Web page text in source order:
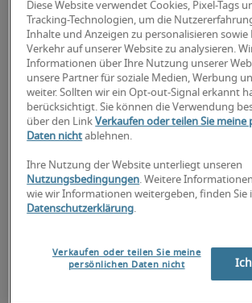
Azure Systems Engineer /
Architekt (w/m/d)
Diese Website verwendet Cookies, Pixel-Tags
Tracking-Technologien, um die
Inhalte und Anzeigen zu personalisieren sowie
Verkehr auf unserer Website zu analysieren.
Informationen über Ihre Nutzung unserer
unsere Partner für soziale Medien, Werbung
weiter. Sollten wir ein Opt-out-Signal erkannt
berücksichtigt. Sie können die Verwendung
über den LinkVerkaufen oder teilen Sie meine
Daten nicht ablehnen.
Ihre Nutzung der Website unterliegt unseren
Nutzungsbedingungen. Weitere
wie wir Informationen weitergeben, finden Sie
Datenschutzerklärung.
Verkaufen oder teilen Sie meine
persönlichen Daten nicht